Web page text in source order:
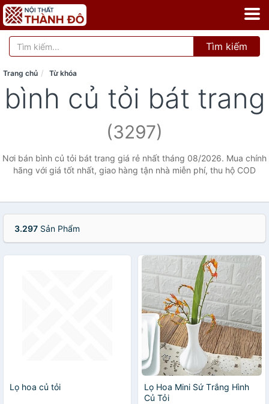
Tìm kiếm
Trang chủ Từ khóa
bình củ tỏi bát trang
(3297)
Nơi bán bình củ tỏi bát trang giá rẻ nhất tháng 08/2026. Mua chính
hãng với giá tốt nhất, giao hàng tận nhà miễn phí, thu hộ COD
3.297 Sản Phẩm
Lọ hoa củ tỏi
Lọ Hoa Mini Sứ Trắng Hình
Củ Tỏi